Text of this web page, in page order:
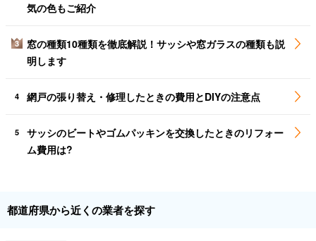
気の色もご紹介
3
窓の種類10種類を徹底解説！サッシや窓ガラスの種類も説
明します
4 網戸の張り替え・修理したときの費用とDIYの注意点
5
サッシのビートやゴムパッキンを交換したときのリフォー
ム費用は?
都道府県から近くの業者を探す